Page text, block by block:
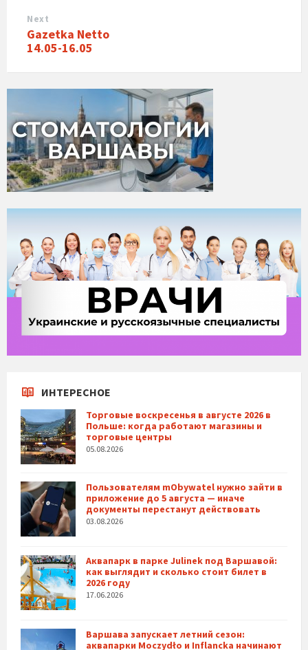
Next
Gazetka Netto
14.05-16.05
ИНТЕРЕСНОЕ
Торговые воскресенья в августе 2026 в
Польше: когда работают магазины и
торговые центры
05.08.2026
Пользователям mObywatel нужно зайти в
приложение до 5 августа — иначе
документы перестанут действовать
03.08.2026
Аквапарк в парке Julinek под Варшавой:
как выглядит и сколько стоит билет в
2026 году
17.06.2026
Варшава запускает летний сезон:
аквапарки Moczydło и Inflancka начинают